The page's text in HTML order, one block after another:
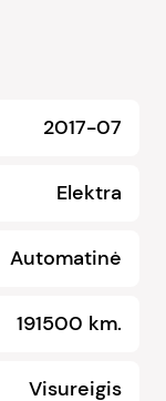
2017-07
Elektra
Automatinė
191500 km.
Visureigis